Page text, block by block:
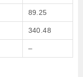
89.25
340.48
–